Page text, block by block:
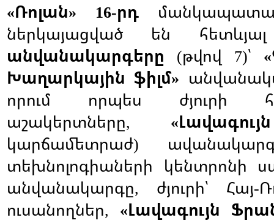
«Ռոլան» 16-րդ
ներկայացված
են
հետևյալ
անվանակարգերը (թվով 7)՝ «
Խաղարկային ֆիլմ»
որում
որպես ժյուրի
աշակերտները, «Լավագույն
կարճամետրաժ)
տեխնոլոգիաների
կենտրոնի
անվանակարգը, ժյուրի՝ Հայ-
ուսանողներ, «Լավագույն